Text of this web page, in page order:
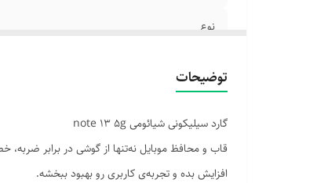
نوع
توضیحات
گارد سیلیکونی شیائومی note 13 5g
قاب و محافظ موبایل نه‌تنها از گوشی در برابر
افزایش بده و تجربه‌ی کاربری رو بهبود ببخشه.